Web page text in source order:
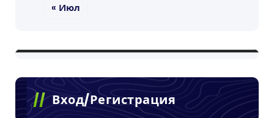
« Июл
Вход/Регистрация